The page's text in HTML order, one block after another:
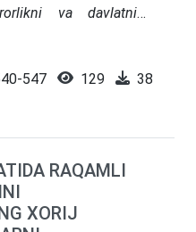
va davlatning
va modellarda bir
mavjud. Quyida
va ijtimoiy-iqtisodiy
turli yordam
ijtimoiy
muhim ahamiyatga
547 129 38
RAQAMLI
XORIJ